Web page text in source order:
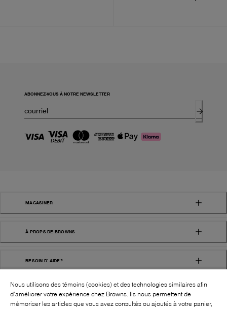
ABONNEZ-VOUS À NOTRE NEWSLETTER
MAGASINER
À PROPS DE BROWNS
BESOIN D' AIDE?
Nous utilisons des témoins (cookies) et des technologies similaires afin
d’améliorer votre expérience chez Browns. Ils nous permettent de
mémoriser les articles que vous avez consultés ou ajoutés à votre panier,